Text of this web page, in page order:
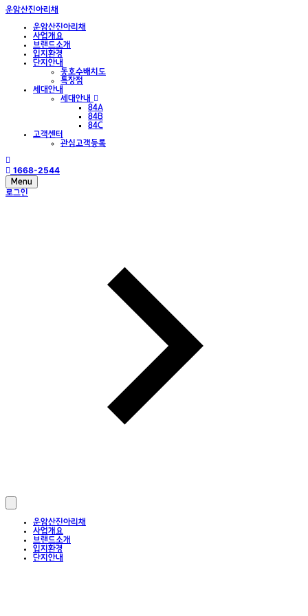
운암산진아리채
운암산진아리채
사업개요
브랜드소개
입지환경
단지안내
동호수배치도
특장점
세대안내
세대안내
84A
84B
84C
고객센터
관심고객등록
1668-2544
Menu
로그인
운암산진아리채
사업개요
브랜드소개
입지환경
단지안내